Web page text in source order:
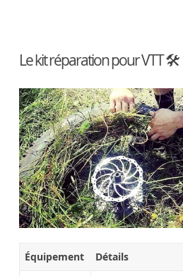
Le kit réparation pour VTT 🛠
Équipement Détails